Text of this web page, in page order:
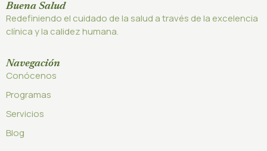
Buena Salud
Redefiniendo el cuidado de la salud a través de la excelencia
clínica y la calidez humana.
Navegación
Conócenos
Programas
Servicios
Blog